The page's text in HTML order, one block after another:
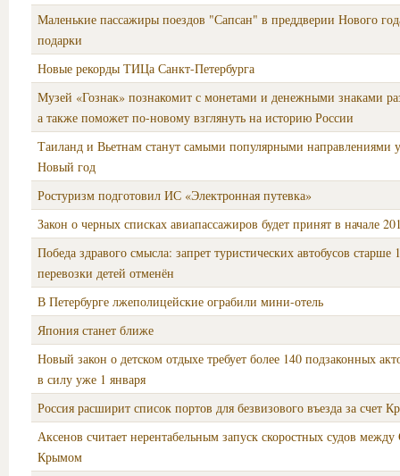
Маленькие пассажиры поездов "Сапсан" в преддверии Нового
подарки
Новые рекорды ТИЦа Санкт-Петербурга
Музей «Гознак» познакомит с монетами и денежными знаками
а также поможет по-новому взглянуть на историю России
Таиланд и Вьетнам станут самыми популярными направлениями
Новый год
Ростуризм подготовил ИС «Электронная путевка»
Закон о черных списках авиапассажиров будет принят в начале
Победа здравого смысла: запрет туристических автобусов старше
перевозки детей отменён
В Петербурге лжеполицейские ограбили мини-отель
Япония станет ближе
Новый закон о детском отдыхе требует более 140 подзаконных
в силу уже 1 января
Россия расширит список портов для безвизового въезда за счет
Аксенов считает нерентабельным запуск скоростных судов
Крымом